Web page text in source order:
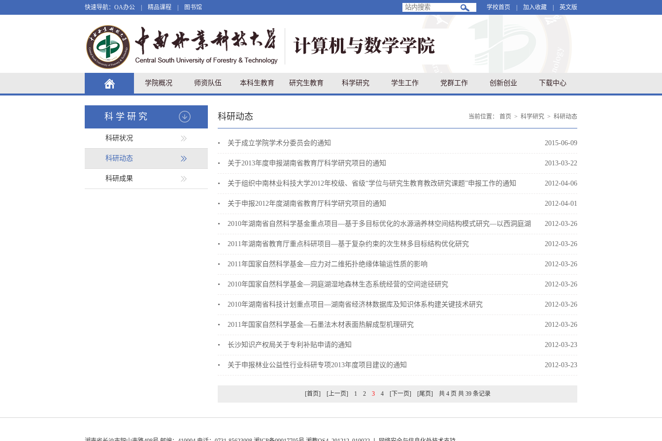
快速导航： OA办公 精品课程 图书馆 学校首页 加入收藏 英文版
学院概况 师资队伍 本科生教育 研究生教育 科学研究 学生工作 党群工作 创新创业 下载中心
科学研究
科研状况
科研动态
科研成果
科研动态 当前位置： 首页 > 科学研究 > 科研动态
• 关于成立学院学术分委员会的通知 2015-06-09
• 关于2013年度申报湖南省教育厅科学研究项目的通知 2013-03-22
• 关于组织中南林业科技大学2012年校级、省级“学位与研究生教育教改研究课题”申报工作的通知 2012-04-06
• 关于申报2012年度湖南省教育厅科学研究项目的通知 2012-04-01
• 2010年湖南省自然科学基金重点项目—基于多目标优化的水源涵养林空间结构模式研究—以西洞庭湖
区为例
2012-03-26
• 2011年湖南省教育厅重点科研项目—基于复杂约束的次生林多目标结构优化研究 2012-03-26
• 2011年国家自然科学基金—应力对二维拓扑绝缘体输运性质的影响 2012-03-26
• 2010年国家自然科学基金—洞庭湖湿地森林生态系统经营的空间途径研究 2012-03-26
• 2010年湖南省科技计划重点项目—湖南省经济林数据库及知识体系构建关键技术研究 2012-03-26
• 2011年国家自然科学基金—石墨法木材表面热解成型机理研究 2012-03-26
• 长沙知识产权局关于专利补贴申请的通知 2012-03-23
• 关于申报林业公益性行业科研专项2013年度项目建议的通知 2012-03-23
[首页] [上一页] 1 2 3 4 [下一页] [尾页] 共 4 页 共 39 条记录